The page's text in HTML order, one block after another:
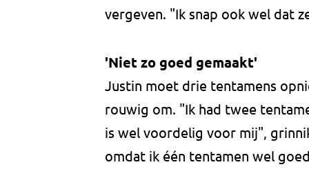
vergeven. "Ik snap ook wel dat
'Niet zo goed gemaakt'
Justin moet drie tentamens
rouwig om. "Ik had twee
is wel voordelig voor mij",
omdat ik één tentamen wel